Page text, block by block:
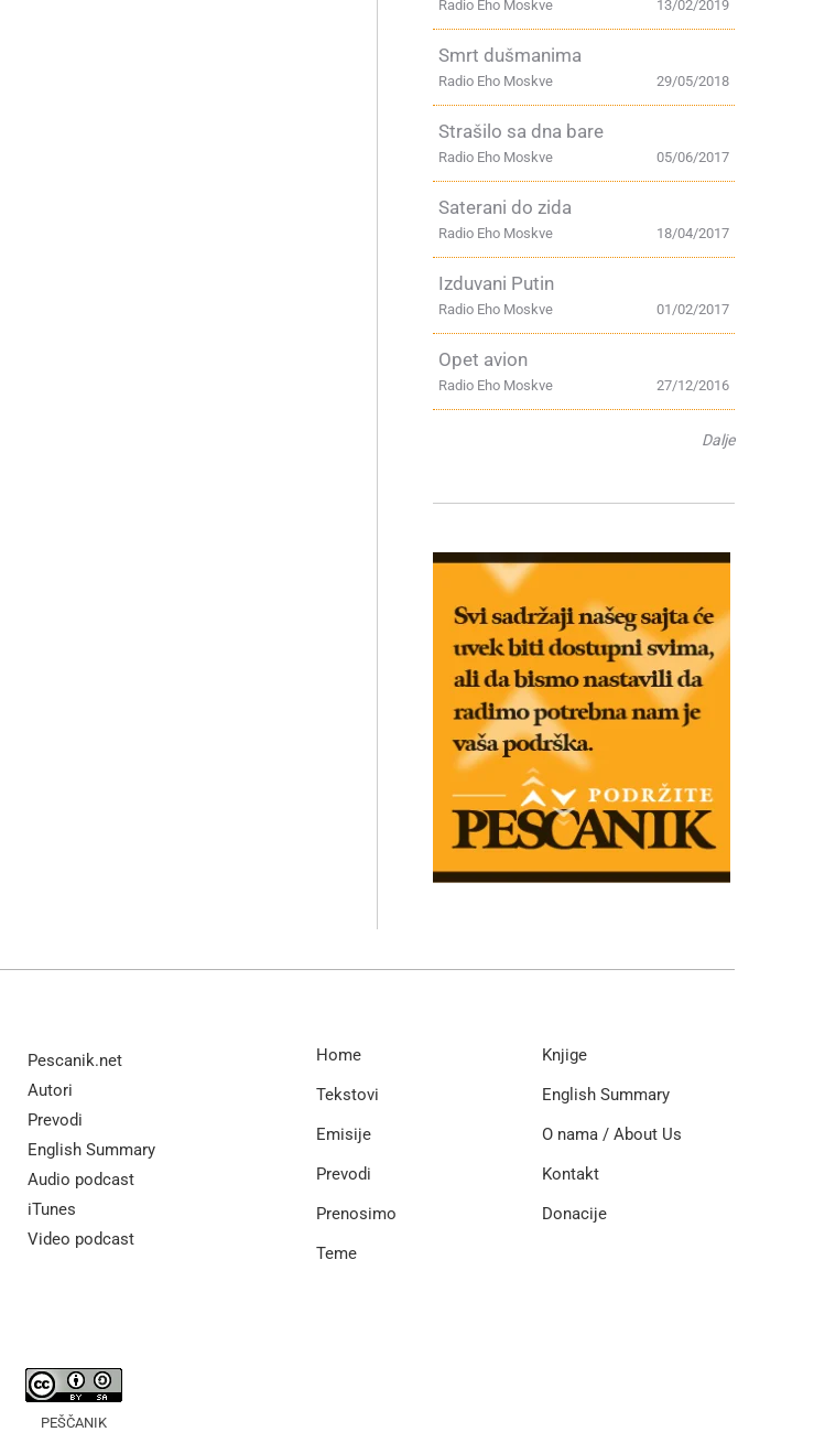
13/02/2019
Radio Eho Moskve
Smrt dušmanima
29/05/2018
Radio Eho Moskve
Strašilo sa dna bare
05/06/2017
Radio Eho Moskve
Saterani do zida
18/04/2017
Radio Eho Moskve
Izduvani Putin
01/02/2017
Radio Eho Moskve
Opet avion
27/12/2016
Radio Eho Moskve
Dalje
Pescanik.net
Autori
Prevodi
English Summary
Audio podcast
iTunes
Video podcast
Home
Tekstovi
Emisije
Prevodi
Prenosimo
Teme
Knjige
English Summary
O nama / About Us
Kontakt
Donacije
PEŠČANIK